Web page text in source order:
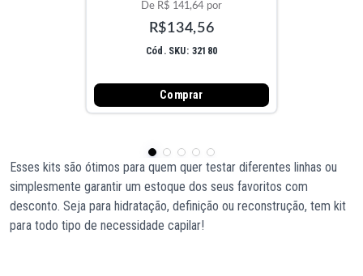
De R$ 141,64 por
R$134,56
Cód. SKU: 32180
Comprar
Esses kits são ótimos para quem quer testar diferentes linhas ou
simplesmente garantir um estoque dos seus favoritos com
desconto. Seja para hidratação, definição ou reconstrução, tem kit
para todo tipo de necessidade capilar!